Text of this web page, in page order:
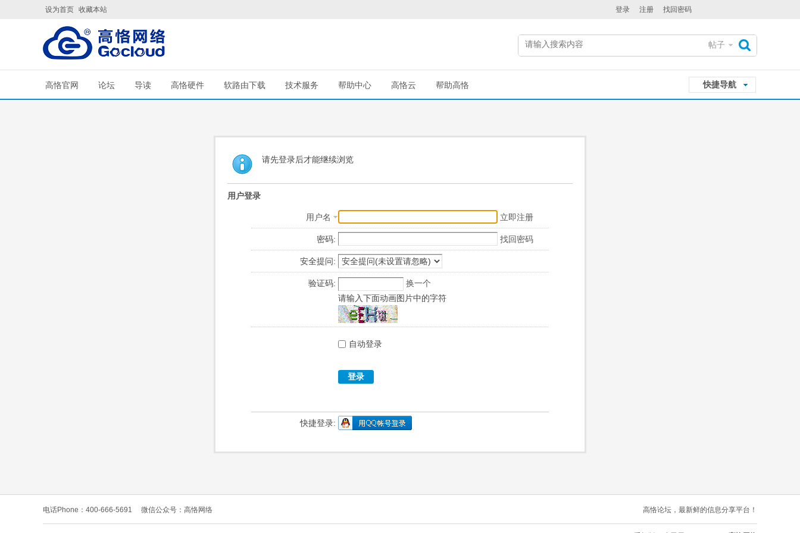
设为首页 收藏本站 登录 注册 找回密码
帖子
快捷导航
高恪官网 论坛 导读 高恪硬件 软路由下载 技术服务 帮助中心 高恪云 帮助高恪
请先登录后才能继续浏览
用户登录
用户名 立即注册
密码: 找回密码
安全提问:
验证码:
换一个
请输入下面动画图片中的字符
自动登录
登录
快捷登录:
电话Phone：400-666-5691 微信公众号：高恪网络 高恪论坛，最新鲜的信息分享平台！